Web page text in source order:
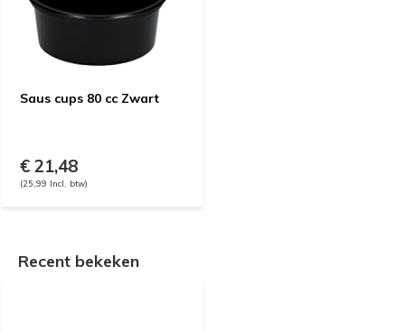
Saus cups 80 cc Zwart
€ 21,48
(25,99 Incl. btw)
Recent bekeken